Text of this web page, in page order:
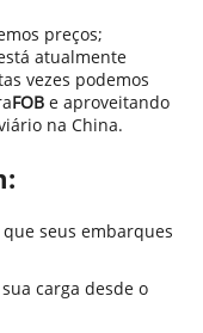
preços;
atualmente
vezes podemos
FOB e aproveitando
na China.
seus embarques
carga desde o